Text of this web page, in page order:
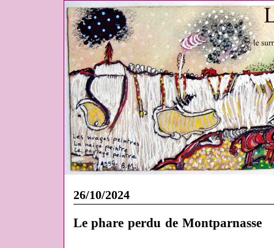
26/10/2024
Le phare perdu de Montparnasse